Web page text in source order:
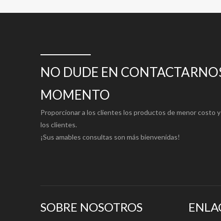
SOLICITUD:
GUANGZHOU CENTURY PAPER Blueprinting
plotters CAD, estudiantes de dibujo, diseñadores
NO DUDE EN
MOMENTO
Proporcionar a los clientes los productos de menor costo
los clientes.
¡Sus amables consultas son más bienvenidas!
SOBRE NOSOTROS